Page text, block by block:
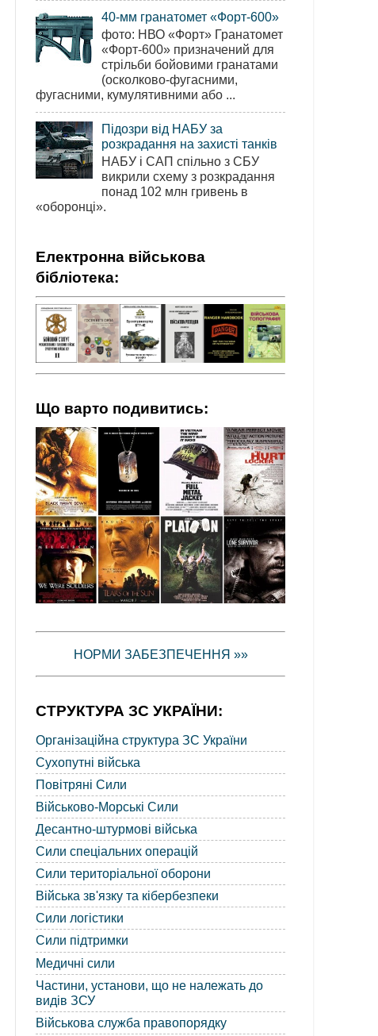
40-мм гранатомет «Форт-600»
фото: НВО «Форт» Гранатомет
«Форт-600» призначений для
стрільби бойовими гранатами
(осколково-фугасними,
фугасними, кумулятивними або ...
Підозри від НАБУ за
розкрадання на захисті танків
НАБУ і САП спільно з СБУ
викрили схему з розкрадання
понад 102 млн гривень в
«оборонці».
Електронна військова
бібліотека:
Що варто подивитись:
НОРМИ ЗАБЕЗПЕЧЕННЯ »»
СТРУКТУРА ЗС УКРАЇНИ:
Організаційна структура ЗС України
Сухопутні війська
Повітряні Сили
Військово-Морські Сили
Десантно-штурмові війська
Сили спеціальних операцій
Сили територіальної оборони
Війська зв'язку та кібербезпеки
Сили логістики
Сили підтримки
Медичні сили
Частини, установи, що не належать до
видів ЗСУ
Військова служба правопорядку